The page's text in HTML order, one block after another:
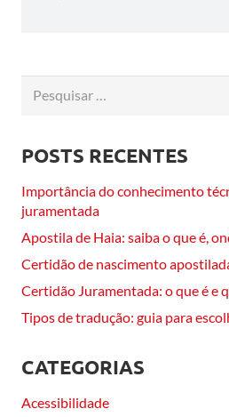
POSTS RECENTES
Importância do conhecimento
juramentada
Apostila de Haia: saiba o que é,
Certidão de nascimento
Certidão Juramentada: o que é e
Tipos de tradução: guia para
CATEGORIAS
Acessibilidade